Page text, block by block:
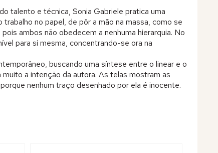
talento e técnica, Sonia Gabriele pratica uma
no papel, de pôr a mão na massa, como se
ambos não obedecem a nenhuma hierarquia. No
para si mesma, concentrando-se ora na
buscando uma síntese entre o linear e o
a intenção da autora. As telas mostram as
nenhum traço desenhado por ela é inocente.